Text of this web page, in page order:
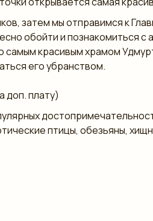
затем мы отправимся к
обойти и познакомиться
самым красивым храмом
его убранством.
доп. плату)
птицы, обезьяны,